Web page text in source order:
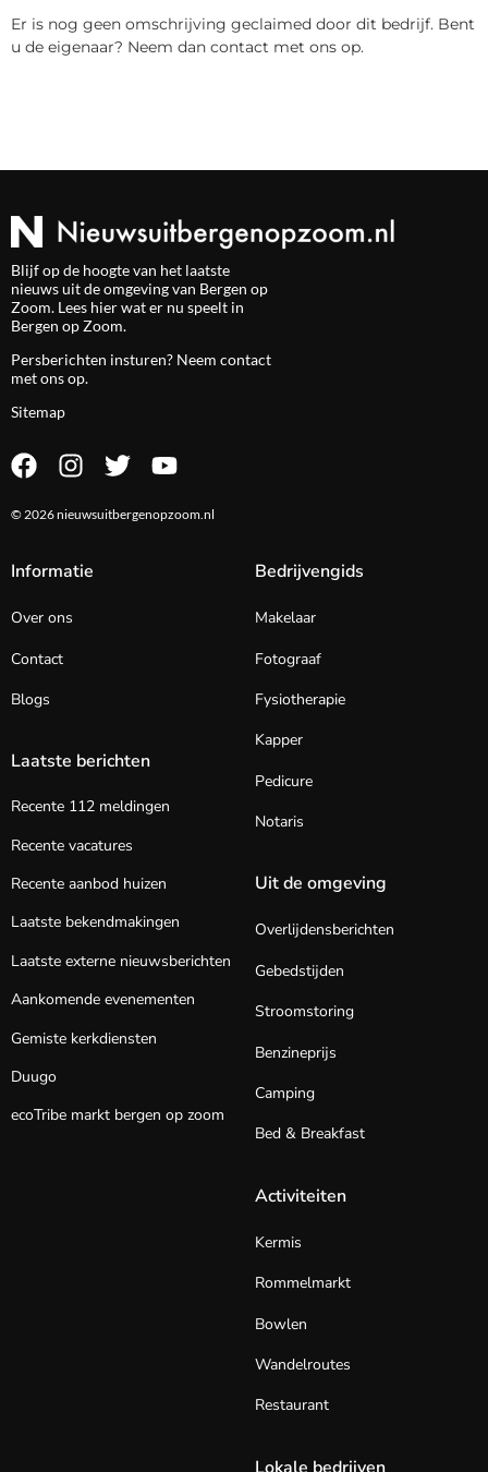
Er is nog geen omschrijving geclaimed door dit bedrijf. Bent
u de eigenaar? Neem dan contact met ons op.
Blijf op de hoogte van het laatste
nieuws uit de omgeving van Bergen op
Zoom. Lees hier wat er nu speelt in
Bergen op Zoom.
Persberichten insturen? Neem contact
met ons op.
Sitemap
© 2026 nieuwsuitbergenopzoom.nl
Informatie
Over ons
Contact
Blogs
Laatste berichten
Recente 112 meldingen
Recente vacatures
Recente aanbod huizen
Laatste bekendmakingen
Laatste externe nieuwsberichten
Aankomende evenementen
Gemiste kerkdiensten
Duugo
ecoTribe markt bergen op zoom
Bedrijvengids
Makelaar
Fotograaf
Fysiotherapie
Kapper
Pedicure
Notaris
Uit de omgeving
Overlijdensberichten
Gebedstijden
Stroomstoring
Benzineprijs
Camping
Bed & Breakfast
Activiteiten
Kermis
Rommelmarkt
Bowlen
Wandelroutes
Restaurant